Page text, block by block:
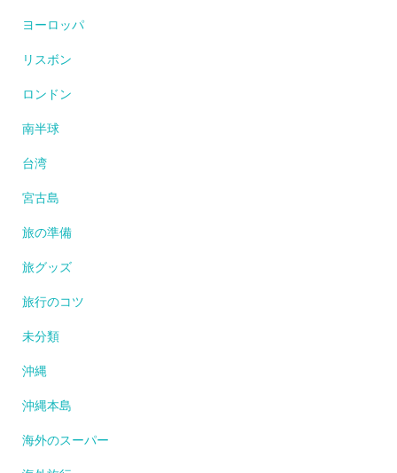
ヨーロッパ
リスボン
ロンドン
南半球
台湾
宮古島
旅の準備
旅グッズ
旅行のコツ
未分類
沖縄
沖縄本島
海外のスーパー